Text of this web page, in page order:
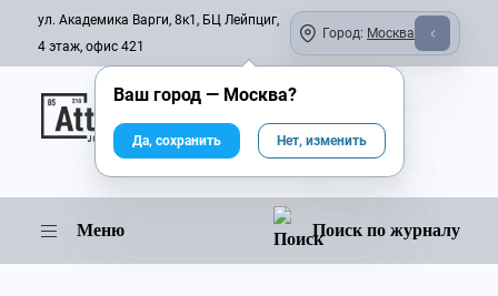
ул. Академика Варги, 8к1, БЦ Лейпциг,
4 этаж, офис 421
Город: Москва
Онлайн-журнал
Меню Поиск по журналу
Ваш город — Москва?
Да, сохранить Нет, изменить